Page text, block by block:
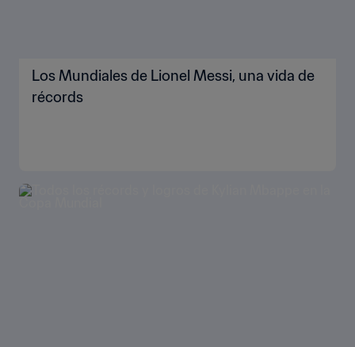
Los Mundiales de Lionel Messi, una vida de
récords